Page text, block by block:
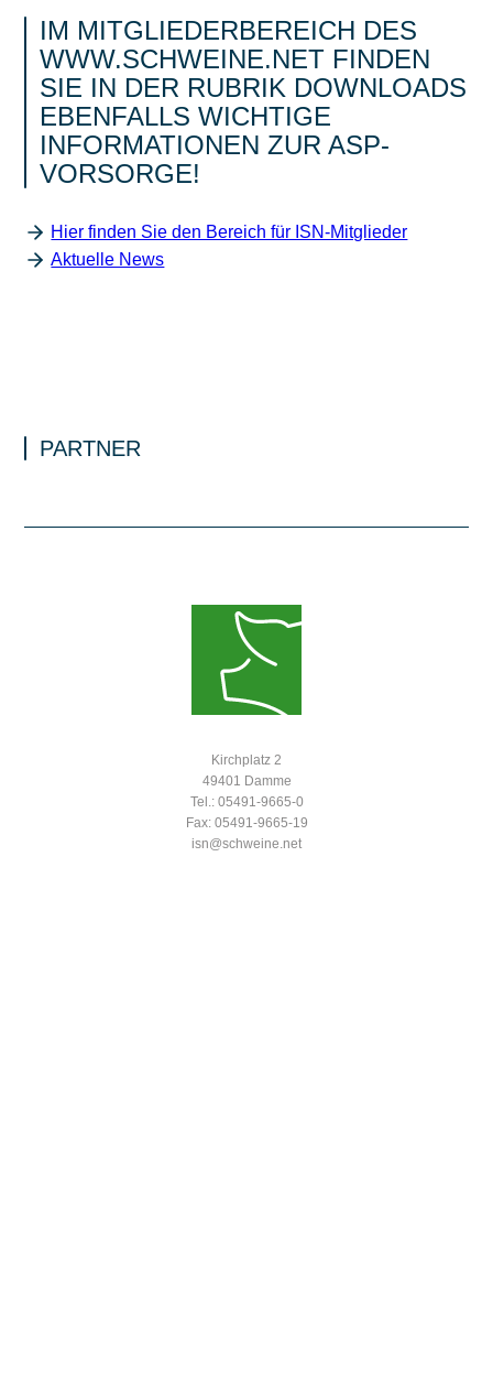
IM MITGLIEDERBEREICH DES
WWW.SCHWEINE.NET FINDEN
SIE IN DER RUBRIK DOWNLOADS
EBENFALLS WICHTIGE
INFORMATIONEN ZUR ASP-
VORSORGE!
Hier finden Sie den Bereich für ISN-Mitglieder
Aktuelle News
PARTNER
Kirchplatz 2
49401 Damme
Tel.: 05491-9665-0
Fax: 05491-9665-19
isn@schweine.net